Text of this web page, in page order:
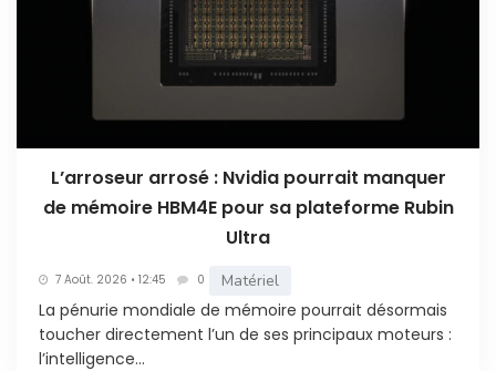
L’arroseur arrosé : Nvidia pourrait manquer
de mémoire HBM4E pour sa plateforme Rubin
Ultra
7 Août. 2026 • 12:45 0 Matériel
La pénurie mondiale de mémoire pourrait désormais
toucher directement l’un de ses principaux moteurs :
l’intelligence...